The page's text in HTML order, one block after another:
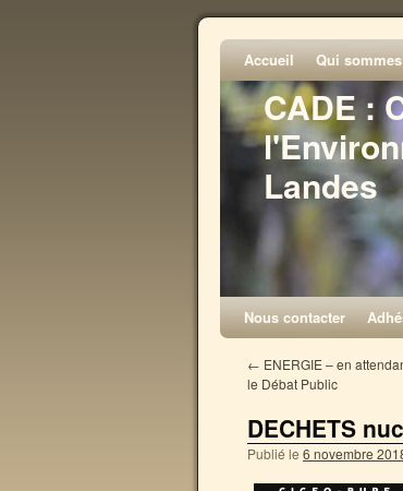
CADE :
Landes
Accueil Qui
Nous contacter
← ENERGIE – en
le Débat Public
DECHETS
Publié le 6 novembre